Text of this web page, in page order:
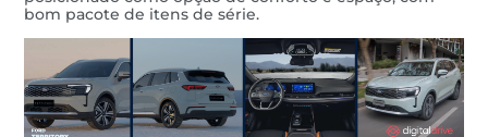
bom pacote de itens de série.